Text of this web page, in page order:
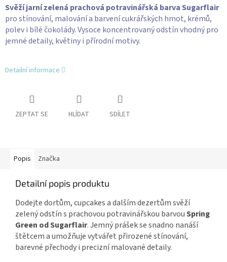
Svěží jarní zelená prachová potravinářská barva Sugarflair
pro stínování, malování a barvení cukrářských hmot, krémů,
polev i bílé čokolády. Vysoce koncentrovaný odstín vhodný pro
jemné detaily, květiny i přírodní motivy.
Detailní informace
ZEPTAT SE HLÍDAT SDÍLET
Popis Značka
Detailní popis produktu
Dodejte dortům, cupcakes a dalším dezertům svěží
zelený odstín s prachovou potravinářskou barvouSpring
Green od Sugarflair. Jemný prášek se snadno nanáší
štětcem a umožňuje vytvářet přirozené stínování,
barevné přechody i precizní malované detaily.